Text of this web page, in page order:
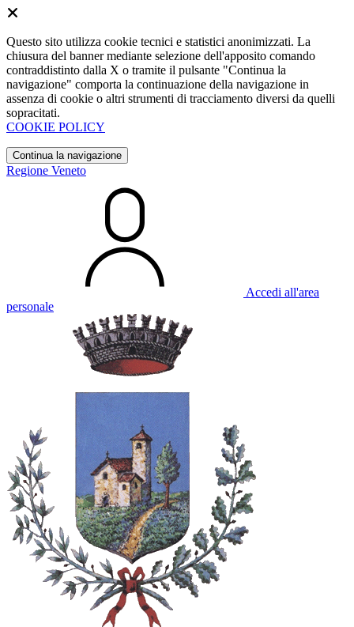
Questo sito utilizza cookie tecnici e statistici anonimizzati. La
chiusura del banner mediante selezione dell'apposito comando
contraddistinto dalla X o tramite il pulsante "Continua la
navigazione" comporta la continuazione della navigazione in
assenza di cookie o altri strumenti di tracciamento diversi da quelli
sopracitati.
COOKIE POLICY
Continua la navigazione
Regione Veneto
Accedi all'area
personale